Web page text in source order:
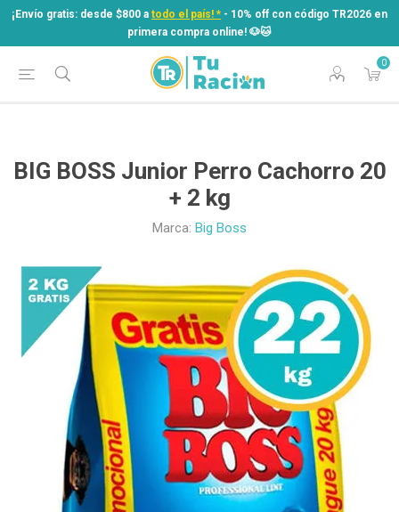
¡Envío gratis: desde $800 a todo el país! * - 10% off con código TR2026 en
primera compra online! ​🐶​🐱
0
¡Envío gratis: desde $800 atodo el país! *
- 10% off con código TR2026 en
primera compra online! ​🐶​🐱
BIG BOSS Junior Perro Cachorro 20
+ 2 kg
Marca: Big Boss